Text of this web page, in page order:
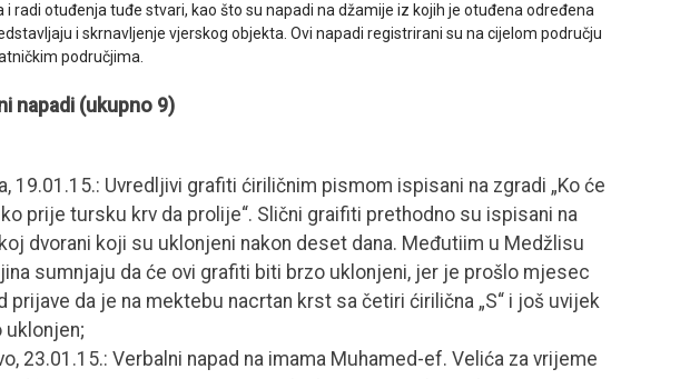
i radi otuđenja tuđe stvari, kao što su napadi na džamije iz kojih je otuđena određena
i skrnavljenje vjerskog objekta. Ovi napadi registrirani su na cijelom području
područjima.
napadi (ukupno 9)
19.01.15.: Uvredljivi grafiti ćiriličnim pismom ispisani na zgradi „Ko će
ko prije tursku krv da prolije“. Slični graifiti prethodno su ispisani na
dvorani koji su uklonjeni nakon deset dana. Međutiim u Medžlisu
sumnjaju da će ovi grafiti biti brzo uklonjeni, jer je prošlo mjesec
prijave da je na mektebu nacrtan krst sa četiri ćirilična „S“ i još uvijek
uklonjen;
23.01.15.: Verbalni napad na imama Muhamed-ef. Velića za vrijeme